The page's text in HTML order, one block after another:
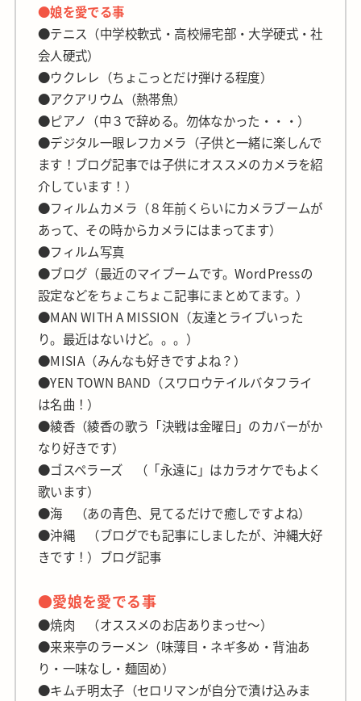
●娘を愛でる事
●テニス（中学校軟式・高校帰宅部・大学硬式・社
会人硬式）
●ウクレレ（ちょこっとだけ弾ける程度）
●アクアリウム（熱帯魚）
●ピアノ（中３で辞める。勿体なかった・・・）
●デジタル一眼レフカメラ（子供と一緒に楽しんで
ます！ブログ記事では子供にオススメのカメラを紹
介しています！）
●フィルムカメラ（８年前くらいにカメラブームが
あって、その時からカメラにはまってます）
●フィルム写真
●ブログ（最近のマイブームです。WordPressの
設定などをちょこちょこ記事にまとめてます。）
●MAN WITH A MISSION（友達とライブいった
り。最近はないけど。。。）
●MISIA（みんなも好きですよね？）
●YEN TOWN BAND（スワロウテイルバタフライ
は名曲！）
●綾香（綾香の歌う「決戦は金曜日」のカバーがか
なり好きです）
●ゴスペラーズ （「永遠に」はカラオケでもよく
歌います）
●海 （あの青色、見てるだけで癒しですよね）
●沖縄 （ブログでも記事にしましたが、沖縄大好
きです！）ブログ記事
●愛娘を愛でる事
●焼肉 （オススメのお店ありまっせ～）
●来来亭のラーメン（味薄目・ネギ多め・背油あ
り・一味なし・麺固め）
●キムチ明太子（セロリマンが自分で漬け込みま